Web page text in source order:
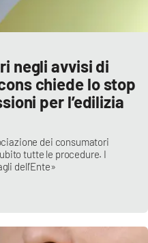
negli avvisi di
chiede lo stop
per l’edilizia
dei consumatori
tutte le procedure. I
dell’Ente»